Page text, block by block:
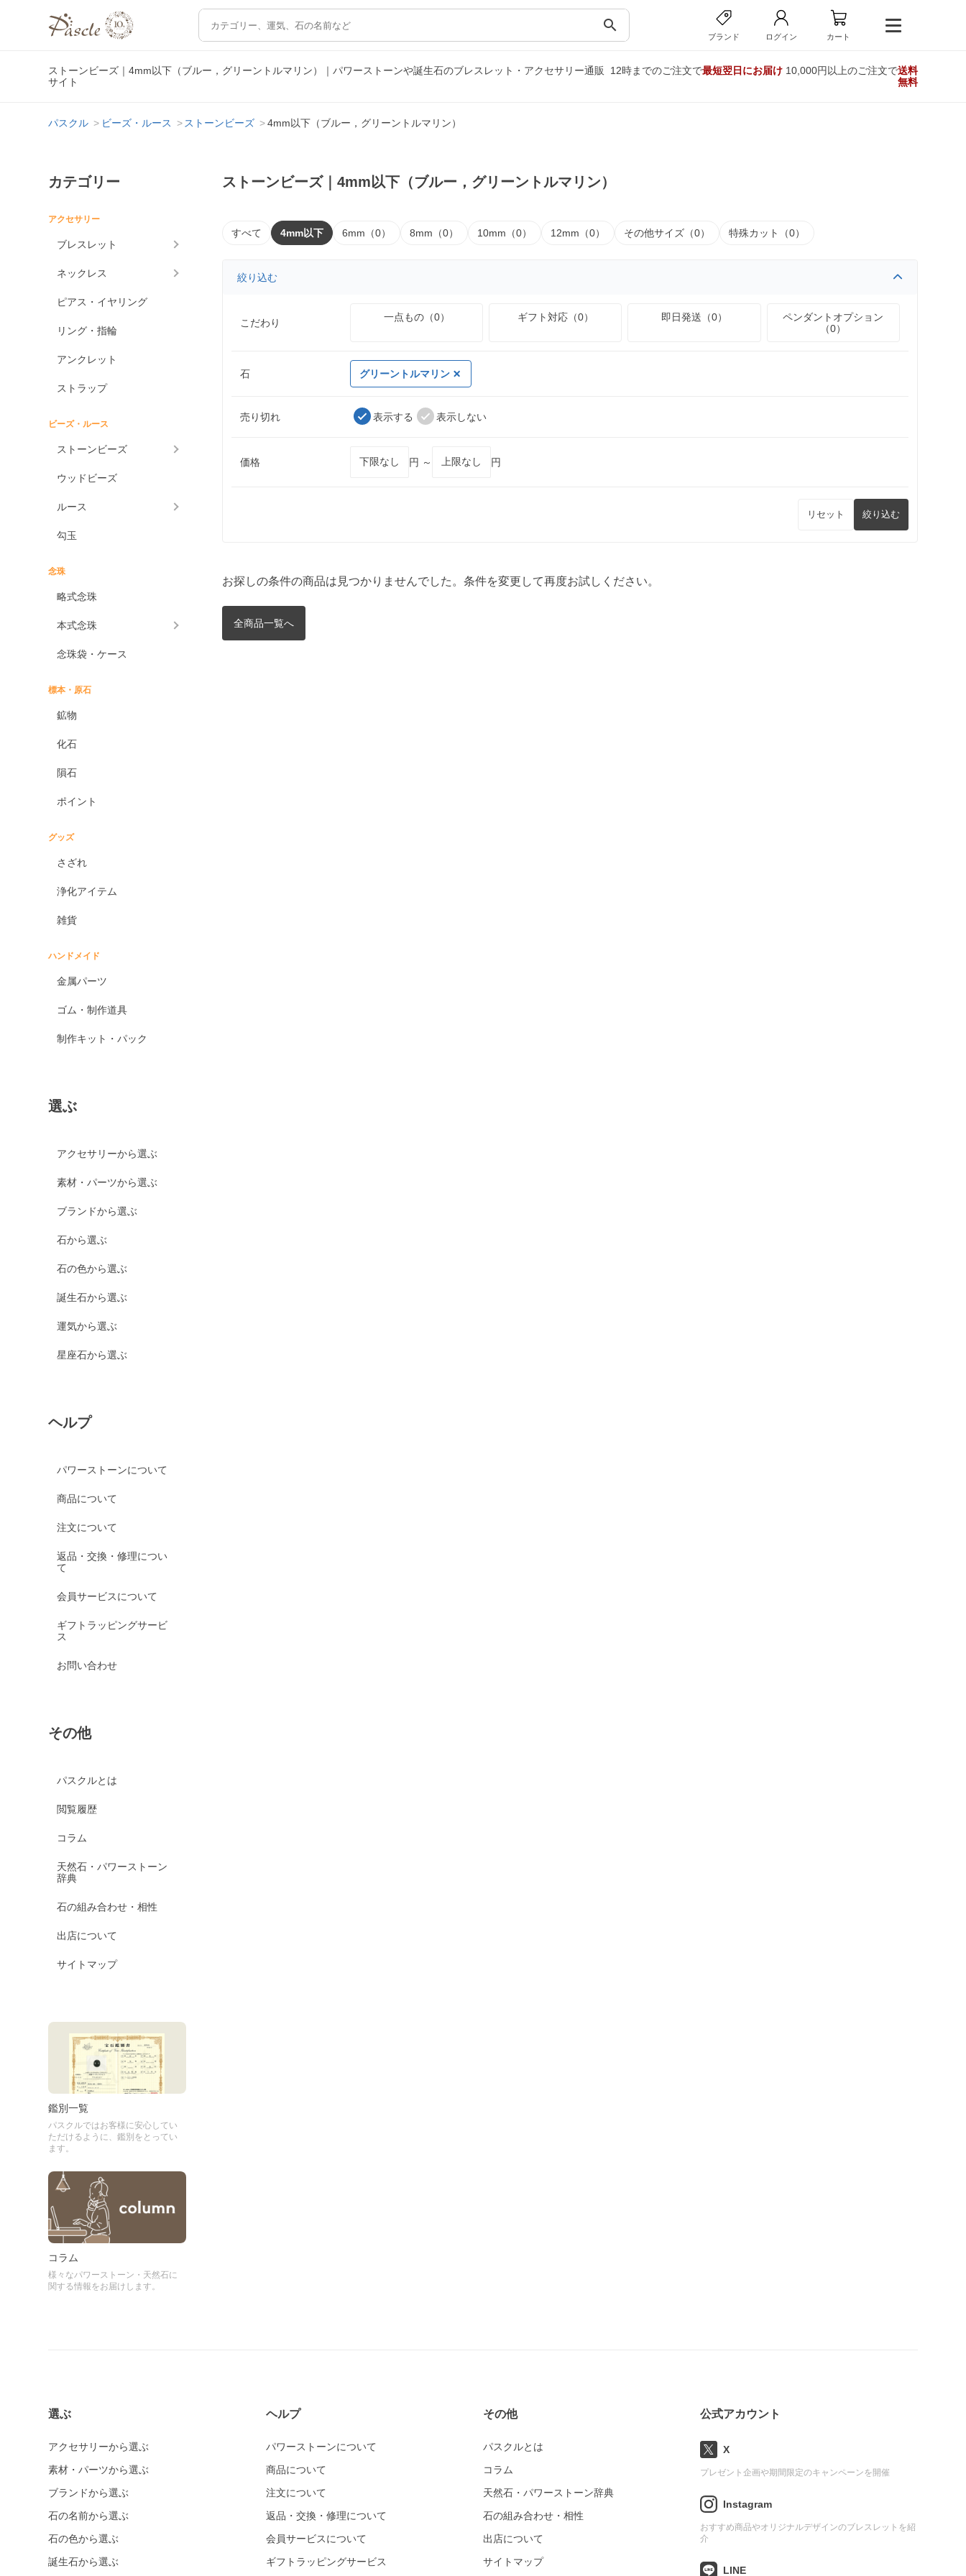
search
ブランド ログイン カート
ストーンビーズ｜4mm以下（ブルー，グリーントルマリン）｜パワーストーンや誕生石のブレスレット・アクセサリー通販
サイト
12時までのご注文で最短翌日にお届け10,000円以上のご注文で送料
無料
パスクル ビーズ・ルース ストーンビーズ 4mm以下（ブルー，グリーントルマリン）
カテゴリー
アクセサリー
ブレスレット
ネックレス
ピアス・イヤリング
リング・指輪
アンクレット
ストラップ
ビーズ・ルース
ストーンビーズ
ウッドビーズ
ルース
勾玉
念珠
略式念珠
本式念珠
念珠袋・ケース
標本・原石
鉱物
化石
隕石
ポイント
グッズ
さざれ
浄化アイテム
雑貨
ハンドメイド
金属パーツ
ゴム・制作道具
制作キット・パック
選ぶ
アクセサリーから選ぶ
素材・パーツから選ぶ
ブランドから選ぶ
石から選ぶ
石の色から選ぶ
誕生石から選ぶ
運気から選ぶ
星座石から選ぶ
ヘルプ
パワーストーンについて
商品について
注文について
返品・交換・修理につい
て
会員サービスについて
ギフトラッピングサービ
ス
お問い合わせ
その他
パスクルとは
閲覧履歴
コラム
天然石・パワーストーン
辞典
石の組み合わせ・相性
出店について
サイトマップ
鑑別一覧
パスクルではお客様に安心してい
ただけるように、鑑別をとってい
ます。
コラム
様々なパワーストーン・天然石に
関する情報をお届けします。
ストーンビーズ｜4mm以下（ブルー，グリーントルマリン）
すべて 4mm以下 6mm（0） 8mm（0） 10mm（0） 12mm（0） その他サイズ（0） 特殊カット（0）
絞り込む
こだわり 一点もの（0） ギフト対応（0） 即日発送（0）
ペンダントオプション
（0）
石 グリーントルマリン
売り切れ 表示する 表示しない
価格 円 ～ 円
リセット 絞り込む
お探しの条件の商品は見つかりませんでした。条件を変更して再度お試しください。
全商品一覧へ
選ぶ
アクセサリーから選ぶ
素材・パーツから選ぶ
ブランドから選ぶ
石の名前から選ぶ
石の色から選ぶ
誕生石から選ぶ
ヘルプ
パワーストーンについて
商品について
注文について
返品・交換・修理について
会員サービスについて
ギフトラッピングサービス
その他
パスクルとは
コラム
天然石・パワーストーン辞典
石の組み合わせ・相性
出店について
サイトマップ
公式アカウント
X
プレゼント企画や期間限定のキャンペーンを開催
Instagram
おすすめ商品やオリジナルデザインのブレスレットを紹
介
LINE